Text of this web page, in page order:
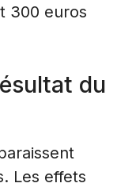
300 euros
du
Les effets